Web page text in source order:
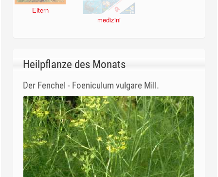
Eltern
medizini
Heilpflanze des Monats
Der Fenchel - Foeniculum vulgare Mill.